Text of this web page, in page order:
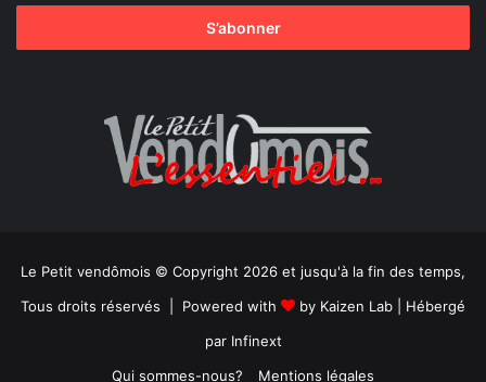
Le Petit vendômois © Copyright 2026 et jusqu'à la fin des temps,
Tous droits réservés | Powered with
by Kaizen Lab | Hébergé
par Infinext
Qui sommes-nous?
Mentions légales